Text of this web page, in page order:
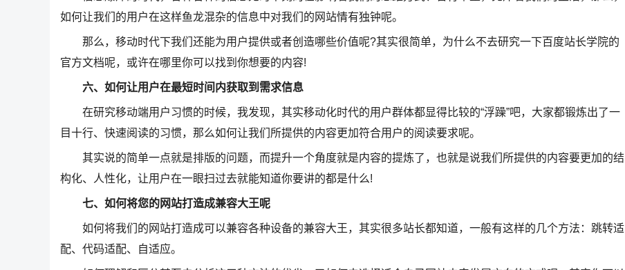
如何让我们的用户在这样鱼龙混杂的信息中对我们的网站情有独钟呢。
那么，移动时代下我们还能为用户提供或者创造哪些价值呢?其实很简单，为什么不去研究一下百度站长学院的
官方文档呢，或许在哪里你可以找到你想要的内容!
六、如何让用户在最短时间内获取到需求信息
在研究移动端用户习惯的时候，我发现，其实移动化时代的用户群体都显得比较的“浮躁”吧，大家都锻炼出了一
目十行、快速阅读的习惯，那么如何让我们所提供的内容更加符合用户的阅读要求呢。
其实说的简单一点就是排版的问题，而提升一个角度就是内容的提炼了，也就是说我们所提供的内容要更加的结
构化、人性化，让用户在一眼扫过去就能知道你要讲的都是什么!
七、如何将您的网站打造成兼容大王呢
如何将我们的网站打造成可以兼容各种设备的兼容大王，其实很多站长都知道，一般有这样的几个方法：跳转适
配、代码适配、自适应。